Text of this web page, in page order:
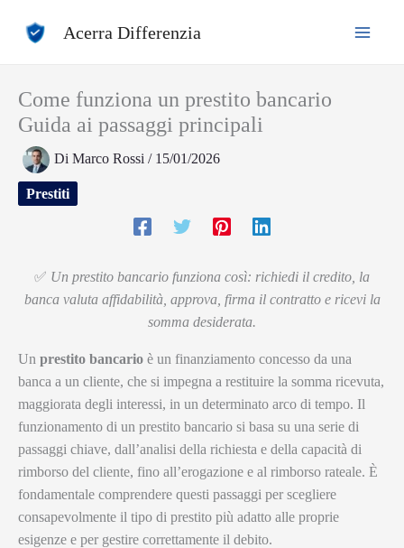
Acerra Differenzia
Come funziona un prestito bancario
Guida ai passaggi principali
Di Marco Rossi / 15/01/2026
Prestiti
✅ Un prestito bancario funziona così: richiedi il credito, la
banca valuta affidabilità, approva, firma il contratto e ricevi la
somma desiderata.
Un prestito bancario è un finanziamento concesso da una
banca a un cliente, che si impegna a restituire la somma ricevuta,
maggiorata degli interessi, in un determinato arco di tempo. Il
funzionamento di un prestito bancario si basa su una serie di
passaggi chiave, dall’analisi della richiesta e della capacità di
rimborso del cliente, fino all’erogazione e al rimborso rateale. È
fondamentale comprendere questi passaggi per scegliere
consapevolmente il tipo di prestito più adatto alle proprie
esigenze e per gestire correttamente il debito.